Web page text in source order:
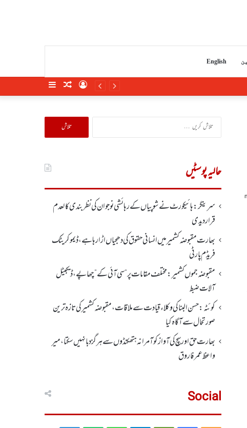
English
SidebarRandomLog
تلاش
کریں
حالیہ پوسٹیں
سرینگر:ہائیکورٹ نے شوپیاں کے رہائشی نوجوان کی نظربندی کالعدم
قرار دیدی
بھارت مقبوضہ کشمیر میں انسانی حقوق کی دھجیاں اڑا رہا ہے، ڈیموکریٹک
فریڈم پارٹی
مقبوضہ جموں کشمیر:مختلف مقامات پر ”سی آئی کے” چھاپے، ڈیجیٹل
آلات ضبط
کوئٹہ:حسن البنا کی وکلاء قیادت سے ملاقات، مقبوضہ کشمیرکی تازہ ترین
صورتحال سے آگاہ کیا
بھارت حق اور سچ کی آواز کو آمرانہ ہتھکنڈوں سے ہرگز دبا نہیں سکتا، میر
واعظ عمر فاروق
Social